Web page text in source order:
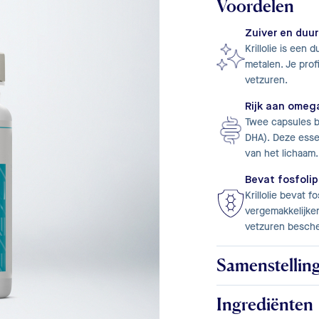
Voordelen
Zuiver en
Krillolie is een
metalen. Je
vetzuren.
Rijk aan
Twee capsules
DHA). Deze
van het lichaam.
Bevat
Krillolie bevat
vetzuren
Ingrediënten